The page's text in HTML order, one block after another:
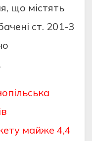
що містять
ст. 201-3
майже 4,4